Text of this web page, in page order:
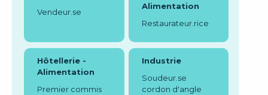
Vendeur.se
Alimentation
Restaurateur.rice
Hôtellerie -
Alimentation
Premier commis
Industrie
Soudeur.se
cordon d'angle